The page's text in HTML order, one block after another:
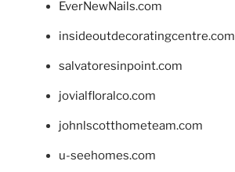
EverNewNails.com
insideoutdecoratingcentre.com
salvatoresinpoint.com
jovialfloralco.com
johnlscotthometeam.com
u-seehomes.com